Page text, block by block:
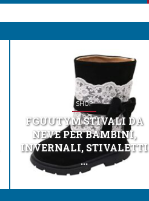
SHOP
FGUUTYM STIVALI DA
NEVE PER BAMBINI,
INVERNALI, STIVALETTI
...